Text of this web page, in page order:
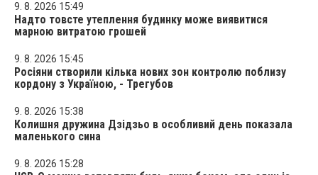
9. 8. 2026 15:49
Надто товсте утеплення будинку може виявитися
марною витратою грошей
9. 8. 2026 15:45
Росіяни створили кілька нових зон контролю поблизу
кордону з Україною, - Трегубов
9. 8. 2026 15:38
Колишня дружина Дзідзьо в особливий день показала
маленького сина
9. 8. 2026 15:28